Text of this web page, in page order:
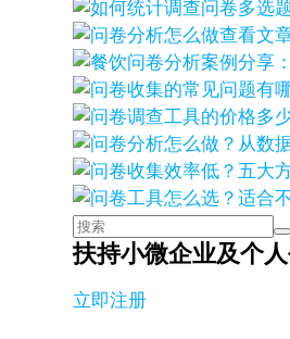
查看文
扶持小微企业及个
立即注册